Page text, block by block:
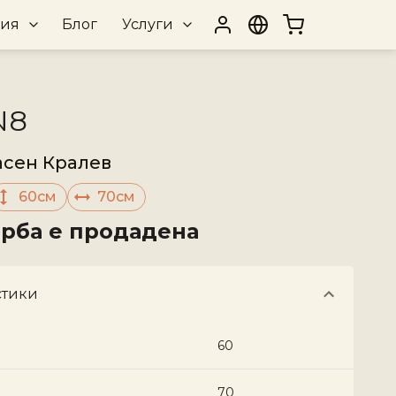
Блог Услуги
Кралев
60см 70см
е продадена
60
70